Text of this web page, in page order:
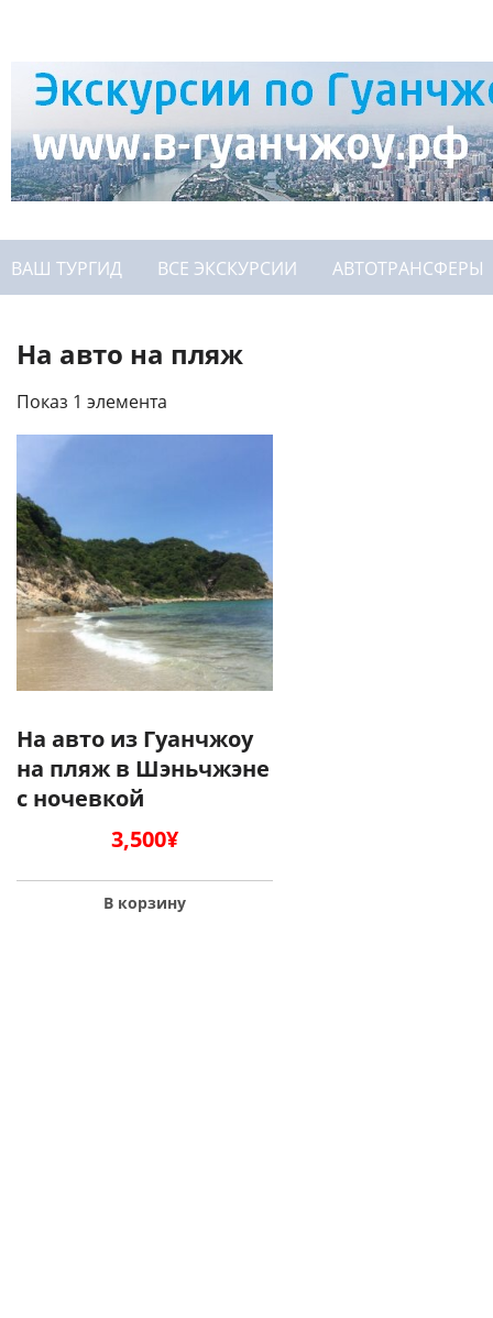
ВАШ ТУРГИД ВСЕ ЭКСКУРСИИ АВТОТРАНСФЕРЫ
На авто на пляж
Показ 1 элемента
На авто из Гуанчжоу
на пляж в Шэньчжэне
с ночевкой
3,500¥
В корзину